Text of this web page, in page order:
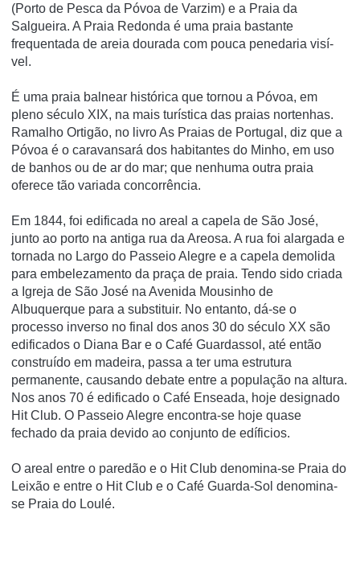
(Porto de Pesca da Póvoa de Varzim) e a Praia da
Salgueira. A Praia Redonda é uma praia bastante
frequentada de areia dourada com pouca penedaria visí­
vel.
É uma praia balnear histórica que tornou a Póvoa, em
pleno século XIX, na mais turí­stica das praias nortenhas.
Ramalho Ortigão, no livro As Praias de Portugal, diz que a
Póvoa é o caravansará dos habitantes do Minho, em uso
de banhos ou de ar do mar; que nenhuma outra praia
oferece tão variada concorrência.
Em 1844, foi edificada no areal a capela de São José,
junto ao porto na antiga rua da Areosa. A rua foi alargada e
tornada no Largo do Passeio Alegre e a capela demolida
para embelezamento da praça de praia. Tendo sido criada
a Igreja de São José na Avenida Mousinho de
Albuquerque para a substituir. No entanto, dá-se o
processo inverso no final dos anos 30 do século XX são
edificados o Diana Bar e o Café Guardassol, até então
construí­do em madeira, passa a ter uma estrutura
permanente, causando debate entre a população na altura.
Nos anos 70 é edificado o Café Enseada, hoje designado
Hit Club. O Passeio Alegre encontra-se hoje quase
fechado da praia devido ao conjunto de edí­ficios.
O areal entre o paredão e o Hit Club denomina-se Praia do
Leixão e entre o Hit Club e o Café Guarda-Sol denomina-
se Praia do Loulé.